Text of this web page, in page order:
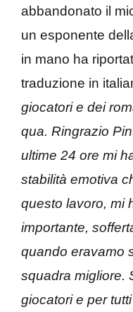
abbandonato il
un esponente
in mano ha
traduzione in
giocatori e dei
qua. Ringrazio
ultime 24 ore mi
stabilità emotiva
questo lavoro, mi
importante,
quando eravamo
squadra migliore.
giocatori e per tutti